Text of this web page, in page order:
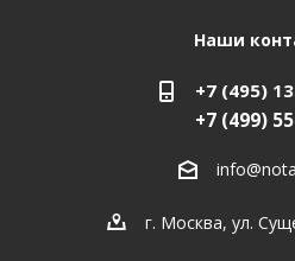
Наши
+7 (495)
+7 (499)
г. Москва, ул.